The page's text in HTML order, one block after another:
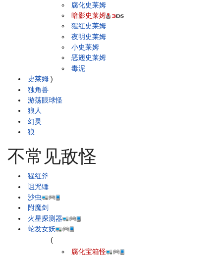
史莱姆
腐化史莱姆
暗影史莱姆
猩红史莱姆
夜明史莱姆
小史莱姆
恶翅史莱姆
毒泥
)
独角兽
游荡眼球怪
狼人
幻灵
狼
不常见敌怪
猩红斧
诅咒锤
沙虫
附魔剑
火星探测器
蛇发女妖
(
腐化宝箱怪